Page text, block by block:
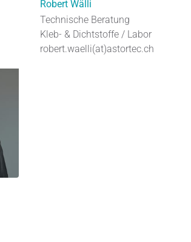
Robert Wälli
Technische Beratung
Kleb- & Dichtstoffe / Labor
robert.waelli(at)astortec.ch